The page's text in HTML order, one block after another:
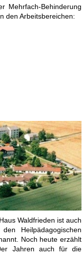
Mehrfach-Behinderung
den Arbeitsbereichen:
Waldfrieden ist auch
Heilpädagogischen
Noch heute erzählt
Jahren auch für die